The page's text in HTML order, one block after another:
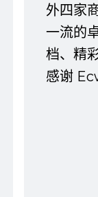
外四家
一流的
档、精
感谢